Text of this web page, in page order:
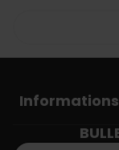
Informations